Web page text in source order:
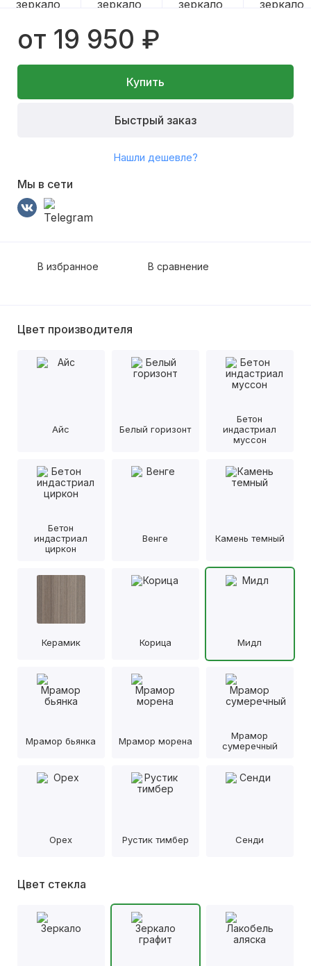
от 19 950 ₽
Купить
Быстрый заказ
Нашли дешевле?
Мы в сети
В избранное В сравнение
Цвет производителя
Айс Белый горизонт
Бетон
индастриал
муссон
Бетон
индастриал
циркон
Венге Камень темный
Керамик Корица Мидл
Мрамор бьянка Мрамор морена
Мрамор
сумеречный
Орех Рустик тимбер Сенди
Цвет стекла